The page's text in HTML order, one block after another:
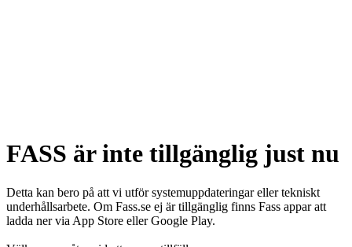
FASS är inte tillgänglig just nu
Detta kan bero på att vi utför systemuppdateringar eller tekniskt
underhållsarbete. Om Fass.se ej är tillgänglig finns Fass appar att
ladda ner via App Store eller Google Play.